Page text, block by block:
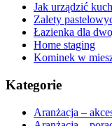
Jak urządzić
Zalety
Łazienka dla
Home staging
Kominek w
Kategorie
Aranżacja –